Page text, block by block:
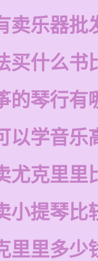
卖乐器批
买什么书
的琴行有
以学音乐
尤克里里
小提琴比
里里多少